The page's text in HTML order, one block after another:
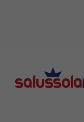
contenuto